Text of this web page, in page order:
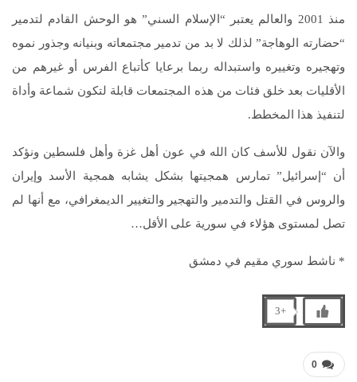
منذ 2001 والعالم يعتبر “الإسلام السني” هو الوحش القادم لتدمير
“حضارته الوهاجة” لذلك لا بد من تدمير مجتمعاته وبنيانه وجذور نموه
وتهجيره وتغييره واستبداله ربما برعايا كأتباع الفرس أو غيرهم من
الأقليات بعد خلق فئات من هذه المجتمعات قابلة لتكون شماعة وأداة
لتنفيذ هذا المخطط.
والآن نقول للأسف كان الله في عون أهل غزة وأهل فلسطين ونؤكد
أن “إسرائيل” تمارس همجيتها بشكل يشابه همجية الأسد وإيران
والروس في القتل والتدمير والتهجير والتغيير الديمغرافي، مع أنها لم
تصل لمستوى هؤلاء في سورية على الأقل…
* ناشط سوري مقيم في دمشق
+3
0